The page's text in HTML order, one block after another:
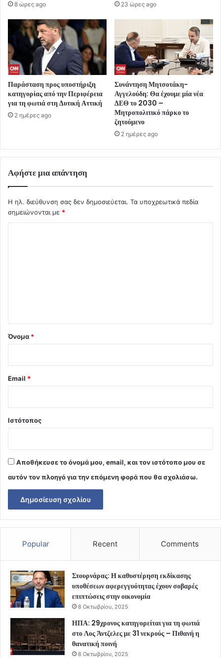
8 ώρες ago 23 ώρες ago
Παράσταση προς υποστήριξη
κατηγορίας από την Περιφέρεια
για τη φωτιά στη Δυτική Αττική
2 ημέρες ago
Συνάντηση Μητσοτάκη-
Αγγελούδη: Θα έχουμε μία νέα
ΔΕΘ το 2030 –
Μητροπολιτικό πάρκο το
ζητούμενο
2 ημέρες ago
Αφήστε μια απάντηση
Η ηλ. διεύθυνση σας δεν δημοσιεύεται. Τα υποχρεωτικά πεδία
σημειώνονται με *
Όνομα *
Email *
Ιστότοπος
Αποθήκευσε το όνομά μου, email, και τον ιστότοπο μου σε
αυτόν τον πλοηγό για την επόμενη φορά που θα σχολιάσω.
Popular Recent Comments
Στουρνάρας: Η καθυστέρηση εκδίκασης
υποθέσεων αφερεγγυότητας έχουν σοβαρές
επιπτώσεις στην οικονομία
8 Οκτωβρίου, 2025
ΗΠΑ: 29χρονος κατηγορείται για τη φωτιά
στο Λος Άντζελες με 31 νεκρούς – Πιθανή η
θανατική ποινή
8 Οκτωβρίου, 2025